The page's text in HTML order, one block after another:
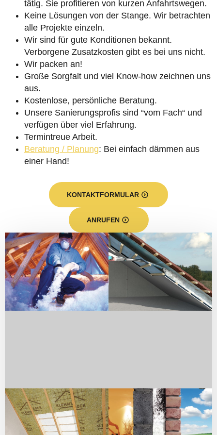
tätig. Sie profitieren von kurzen Anfahrtswegen.
Keine Lösungen von der Stange. Wir betrachten
alle Projekte einzeln.
Wir sind für gute Konditionen bekannt.
Verborgene Zusatzkosten gibt es bei uns nicht.
Wir packen an!
Große Sorgfalt und viel Know-how zeichnen uns
aus.
Kostenlose, persönliche Beratung.
Unsere Sanierungsprofis sind “vom Fach“ und
verfügen über viel Erfahrung.
Termintreue Arbeit.
Beratung / Planung: Bei einfach dämmen aus
einer Hand!
KONTAKTFORMULAR
ANRUFEN